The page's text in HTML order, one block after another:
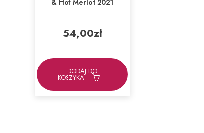
& Hof Merlot 2021
54,00zł
DODAJ DO
KOSZYKA